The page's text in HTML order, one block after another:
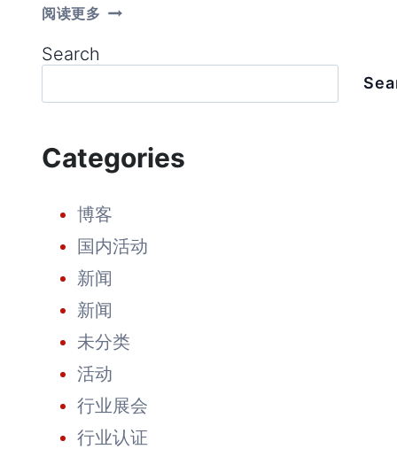
阅读更多 乐
本
能
市
引
领
太
阳
的
来
Search
Categories
博客
国内活动
新闻
新闻
未分类
活动
行业展会
行业认证